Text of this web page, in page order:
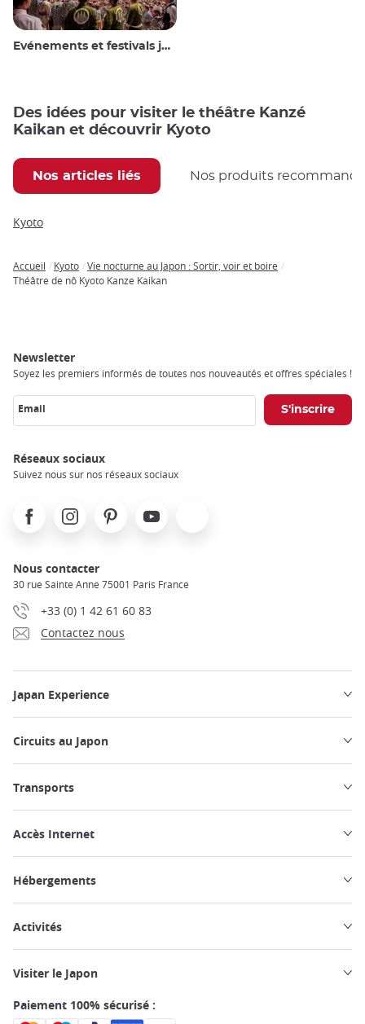
Evénements et festivals japonais
Des idées pour visiter le théâtre Kanzé
Kaikan et découvrir Kyoto
Nos articles liés Nos produits
Kyoto
Breadcrumb
Accueil Kyoto
Vie nocturne au Japon : Sortir, voir et boire
Théâtre de nô Kyoto Kanze Kaikan
Newsletter
Soyez les premiers informés de toutes nos nouveautés et offres spéciales !
Email
Réseaux sociaux
Suivez nous sur nos réseaux sociaux
FacebookInstagramPinterest Youtube
Nous contacter
30 rue Sainte Anne 75001 Paris France
+33 (0) 1 42 61 60 83
Contactez nous
Japan Experience
Circuits au Japon
Transports
Accès Internet
Hébergements
Activités
Visiter le Japon
Paiement 100% sécurisé :